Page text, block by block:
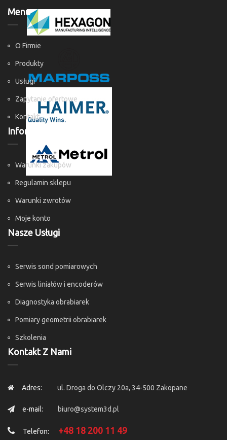
Menu
O Firmie
Produkty
Usługi
Zapytanie ofertowe
Kontakt
Informacje
Warunki zakupów
Regulamin sklepu
Warunki zwrotów
Moje konto
Nasze Usługi
Serwis sond pomiarowych
Serwis liniałów i encoderów
Diagnostyka obrabiarek
Pomiary geometrii obrabiarek
Szkolenia
Kontakt Z Nami
Adres: ul. Droga do Olczy 20a, 34-500 Zakopane
e-mail: biuro@system3d.pl
Telefon: +48 18 200 11 49